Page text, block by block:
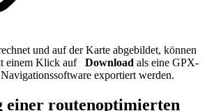
und auf der Karte abgebildet, können
einem Klick auf
Download als eine GPX-
exportiert werden.
einer routenoptimierten